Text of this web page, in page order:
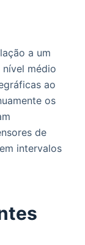
a um
médio
ao
os
de
intervalos